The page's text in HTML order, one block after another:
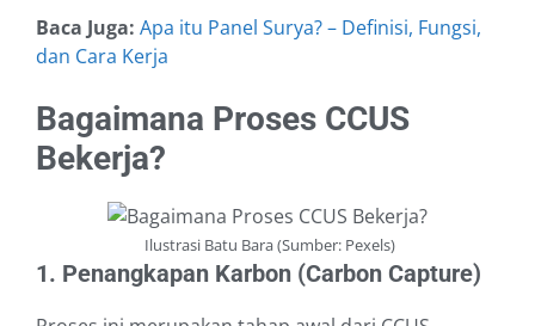
Baca Juga: Apa itu Panel Surya? – Definisi, Fungsi,
dan Cara Kerja
Bagaimana Proses CCUS
Bekerja?
Ilustrasi Batu Bara (Sumber: Pexels)
1. Penangkapan Karbon (Carbon Capture)